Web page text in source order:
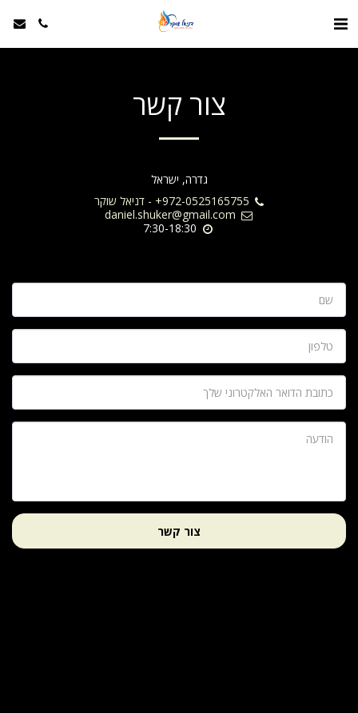
צור קשר
גדרה, ישראל
+972-0525165755
-דניאל שוקר
daniel.shuker@gmail.com
7:30-18:30
צור קשר